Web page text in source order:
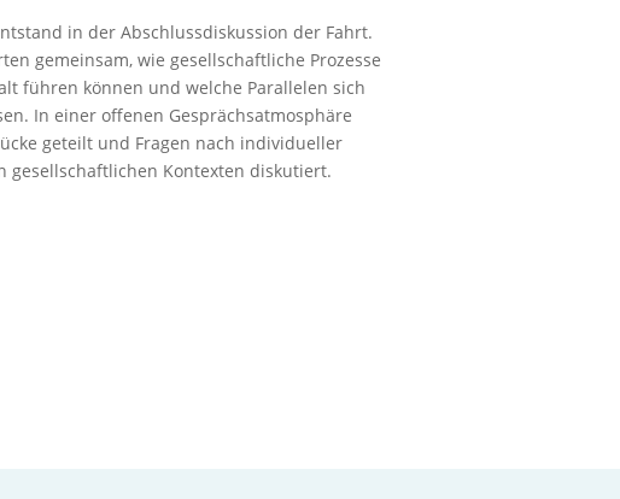
in der Abschlussdiskussion der Fahrt.
gemeinsam, wie gesellschaftliche Prozesse
führen können und welche Parallelen sich
In einer offenen Gesprächsatmosphäre
geteilt und Fragen nach individueller
gesellschaftlichen Kontexten diskutiert.